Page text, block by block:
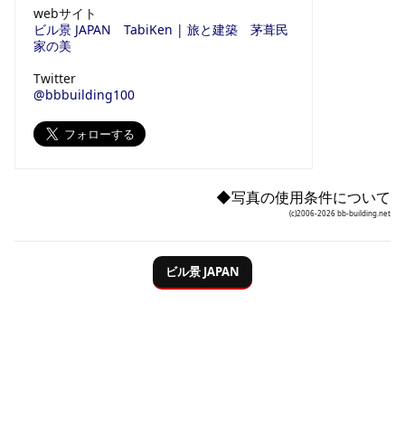
webサイト
ビル景 JAPAN
TabiKen | 旅と建築
茅葺民
家の美
Twitter
@bbbuilding100
◆写真の使用条件について
(c)2006-2026 bb-building.net
ビル景 JAPAN